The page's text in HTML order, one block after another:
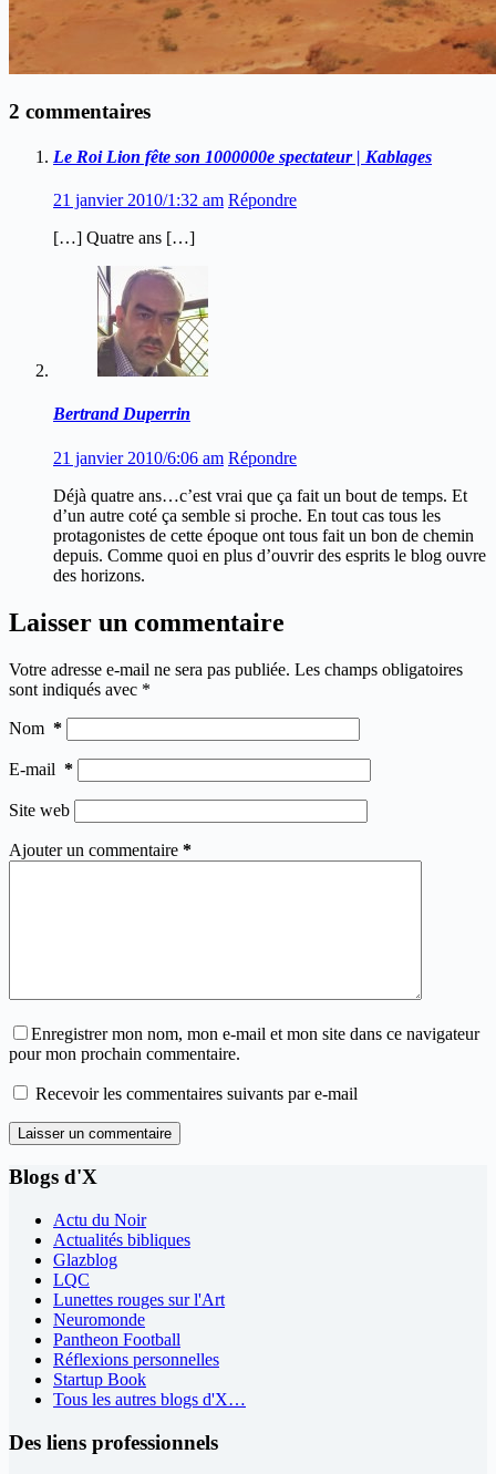
2 commentaires
Le Roi Lion fête son 1000000e spectateur | Kablages
21 janvier 2010/1:32 am Répondre
[…] Quatre ans […]
Bertrand Duperrin
21 janvier 2010/6:06 am Répondre
Déjà quatre ans…c’est vrai que ça fait un bout de temps. Et
d’un autre coté ça semble si proche. En tout cas tous les
protagonistes de cette époque ont tous fait un bon de chemin
depuis. Comme quoi en plus d’ouvrir des esprits le blog ouvre
des horizons.
Laisser un commentaire
Votre adresse e-mail ne sera pas publiée. Les champs obligatoires
sont indiqués avec *
Nom *
E-mail *
Site web
Ajouter un commentaire *
Enregistrer mon nom, mon e-mail et mon site dans ce navigateur
pour mon prochain commentaire.
Recevoir les commentaires suivants par e-mail
Laisser un commentaire
Blogs d'X
Actu du Noir
Actualités bibliques
Glazblog
LQC
Lunettes rouges sur l'Art
Neuromonde
Pantheon Football
Réflexions personnelles
Startup Book
Tous les autres blogs d'X…
Des liens professionnels